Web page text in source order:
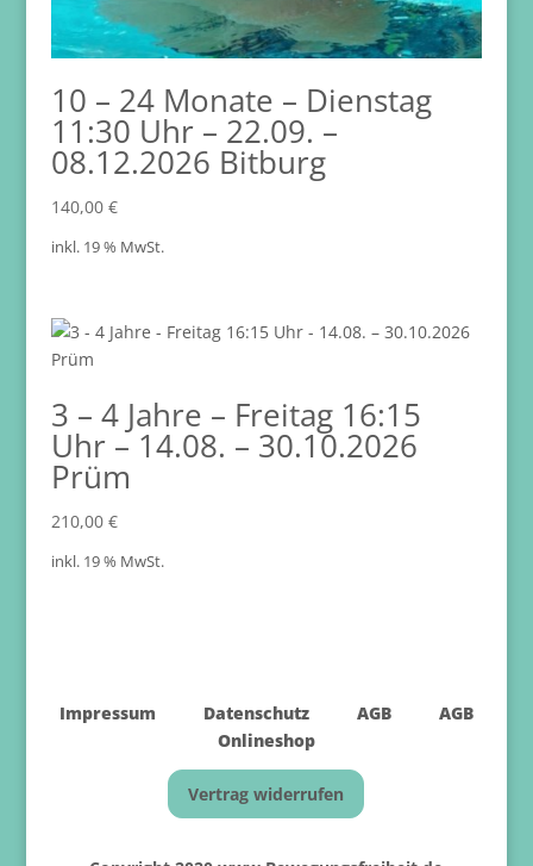
10 – 24 Monate – Dienstag
11:30 Uhr – 22.09. –
08.12.2026 Bitburg
140,00 €
inkl. 19 % MwSt.
3 – 4 Jahre – Freitag 16:15
Uhr – 14.08. – 30.10.2026
Prüm
210,00 €
inkl. 19 % MwSt.
Impressum Datenschutz AGB
AGB
Onlineshop
Vertrag widerrufen